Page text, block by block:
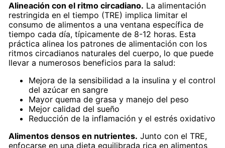
Alineación con el ritmo circadiano. La alimentación
restringida en el tiempo (TRE) implica limitar el
consumo de alimentos a una ventana específica de
tiempo cada día, típicamente de 8-12 horas. Esta
práctica alinea los patrones de alimentación con los
ritmos circadianos naturales del cuerpo, lo que puede
llevar a numerosos beneficios para la salud:
Mejora de la sensibilidad a la insulina y el control
del azúcar en sangre
Mayor quema de grasa y manejo del peso
Mejor calidad del sueño
Reducción de la inflamación y el estrés oxidativo
Alimentos densos en nutrientes. Junto con el TRE,
enfocarse en una dieta equilibrada rica en alimentos